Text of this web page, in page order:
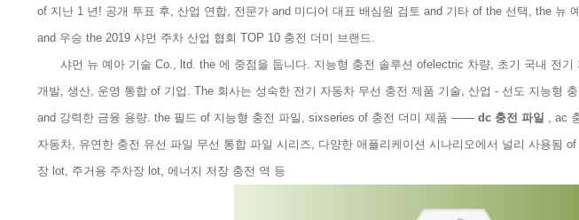
of 지난 1 년! 공개 투표 후, 산업 연합, 전문가 and 미디어 대표 배심원 검토 and 기타 of the 선택, the 뉴
and 우승 the 2019 샤먼 주차 산업 협회 TOP 10 충전 더미 브랜드.
샤먼 뉴 예아 기술 Co., ltd. the 에 중점을 둡니다. 지능형 충전 솔루션 ofelectric 차량, 초기 국내 전
개발, 생산, 운영 통합 of 기업. The 회사는 성숙한 전기 자동차 무선 충전 제품 기술, 산업 - 선도 지능형
and 강력한 금융 용량. the 필드 of 지능형 충전 파일, sixseries of 충전 더미 제품 —— dc 충전 파일 , ac
자동차, 유연한 충전 유선 파일 무선 통합 파일 시리즈, 다양한 애플리케이션 시나리오에서 널리 사용됨
장 lot, 주거용 주차장 lot, 에너지 저장 충전 역 등